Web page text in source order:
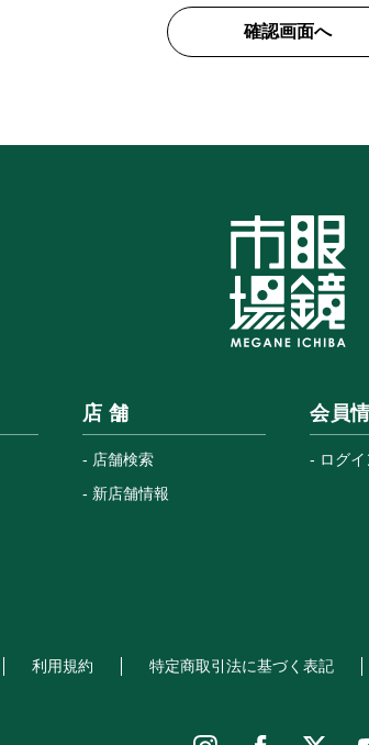
店 舗
店舗検索
新店舗情報
会員
ログイ
利用規約 特定商取引法に基づく表記